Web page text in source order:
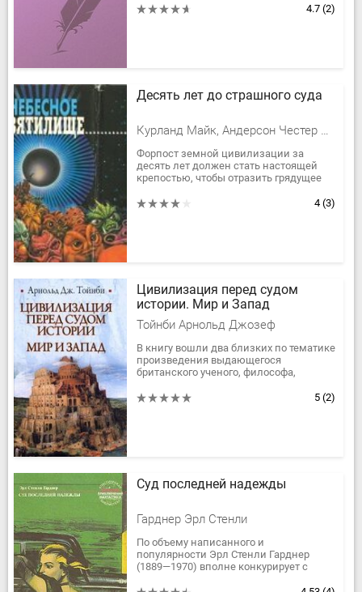
4.7 (2)
Десять лет до страшного суда
Курланд Майк, Андерсон Честер Муур
Форпост земной цивилизации за
десять лет должен стать настоящей
крепостью, чтобы отразить грядущее
с Терры со своей задачей...
4 (3)
Цивилизация перед судом
истории. Мир и Запад
Тойнби Арнольд Джозеф
В книгу вошли два близких по тематике
произведения выдающегося
британского ученого, философа,
Джозефа Тойнби — «Цивилизация
5 (2)
Суд последней надежды
Гарднер Эрл Стенли
По объему написанного и
популярности Эрл Стенли Гарднер
(1889—1970) вполне конкурирует с